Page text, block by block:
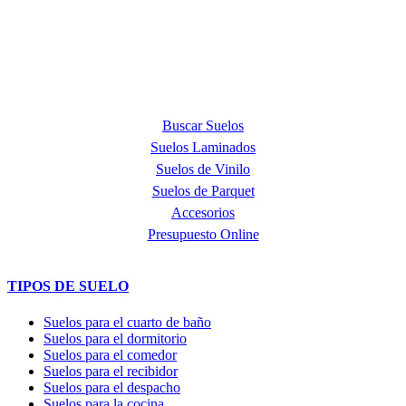
Buscar Suelos
Suelos Laminados
Suelos de Vinilo
Suelos de Parquet
Accesorios
Presupuesto Online
TIPOS DE SUELO
Suelos para el cuarto de baño
Suelos para el dormitorio
Suelos para el comedor
Suelos para el recibidor
Suelos para el despacho